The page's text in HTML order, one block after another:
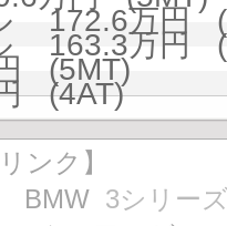
172.6万円
163.3万円
(5MT)
(4AT)
ンク】
BMW 3シリー